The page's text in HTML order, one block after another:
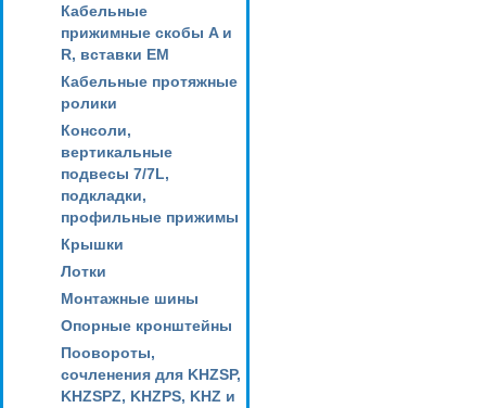
Кабельные
прижимные скобы A и
R, вставки EM
Кабельные протяжные
ролики
Консоли,
вертикальные
подвесы 7/7L,
подкладки,
профильные прижимы
Крышки
Лотки
Монтажные шины
Опорные кронштейны
Поовороты,
сочленения для KHZSP,
KHZSPZ, KHZPS, KHZ и